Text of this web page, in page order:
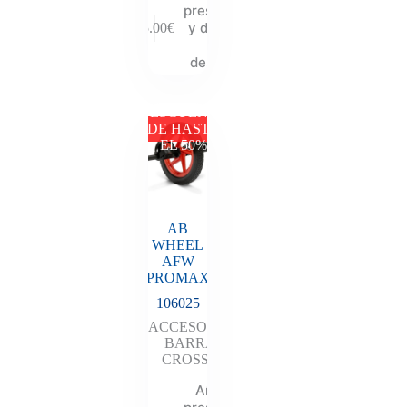
15.00€
presupuesto
y descubre
descuento
DE HASTA
EL 50%
AB
WHEEL
AFW
PROMAX
106025
ACCESORIOS
BARRAS
CROSSFIT
Añadir al